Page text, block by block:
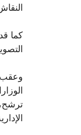
كما
وعقب